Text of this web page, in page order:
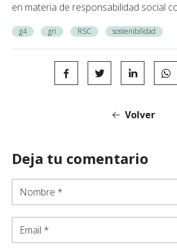
en materia de responsabilidad social
g4 gri RSC sostenibilidad
Volver
Deja tu comentario
Nombre *
Email *